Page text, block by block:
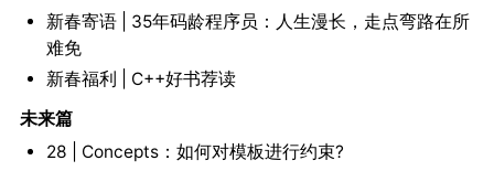
新春寄语 | 35年码龄程序员：人生漫长，走点弯路在所
难免
新春福利 | C++好书荐读
未来篇
28 | Concepts：如何对模板进行约束?